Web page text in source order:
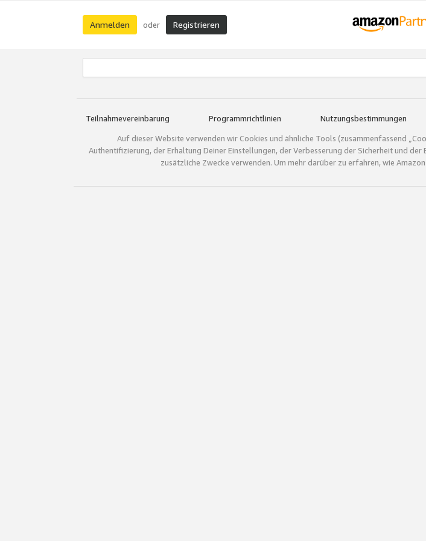
Anmelden oder Registrieren
Teilnahmevereinbarung Programmrichtlinien Nutzungsbestimmungen
Auf dieser Website verwenden wir Cookies und ähnliche Tools (zusammenfassend
Authentifizierung, der Erhaltung Deiner Einstellungen, der Verbesserung der Sicherheit und
zusätzliche Zwecke verwenden. Um mehr darüber zu erfahren, wie